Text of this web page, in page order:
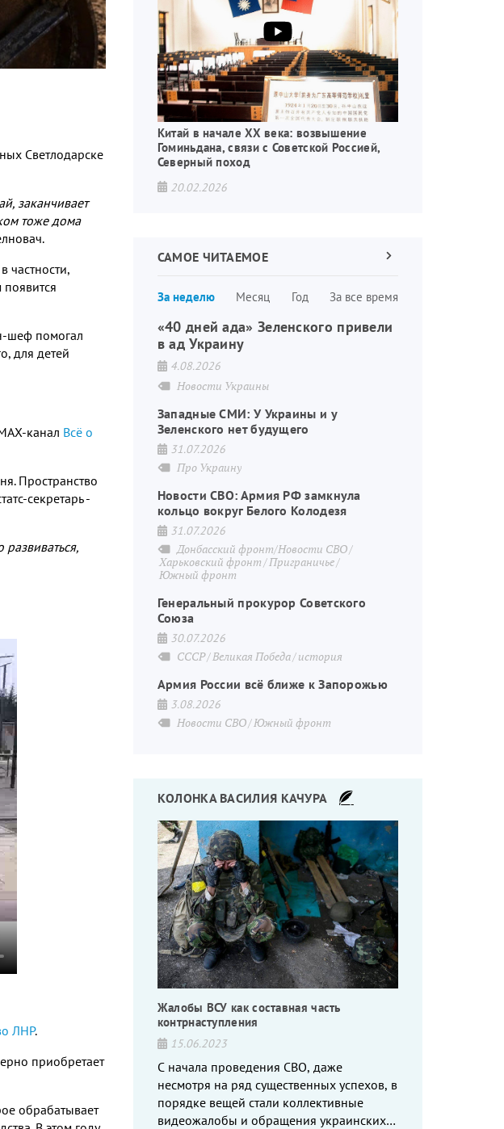
Светлодарске
, заканчивает
тоже дома
.
в частности,
-шеф помогал
, для детей
-канал Всё о
. Пространство
-секретарь-
,
ЛНР.
приобретает
обрабатывает
Китай в начале XX века: возвышение
Гоминьдана, связи с Советской Россией,
Северный поход
20.02.2026
САМОЕ ЧИТАЕМОЕ
За неделю Месяц Год За все времястраниц
Следующая
«40 дней ада» Зеленского привели
в ад Украину
4.08.2026
Новости Украины
Западные СМИ: У Украины и у
Зеленского нет будущего
31.07.2026
Про Украину
Новости СВО: Армия РФ замкнула
кольцо вокруг Белого Колодезя
31.07.2026
Донбасский фронт/Новости СВО
Харьковский фронт Приграничье
Южный фронт
Генеральный прокурор Советского
Союза
30.07.2026
СССР Великая Победа история
Армия России всё ближе к Запорожью
3.08.2026
Новости СВО Южный фронт
КОЛОНКА ВАСИЛИЯ КАЧУРА
Жалобы ВСУ как составная часть
контрнаступления
15.06.2023
С начала проведения СВО, даже
несмотря на ряд существенных успехов, в
порядке вещей стали коллективные
видеожалобы и обращения украинских